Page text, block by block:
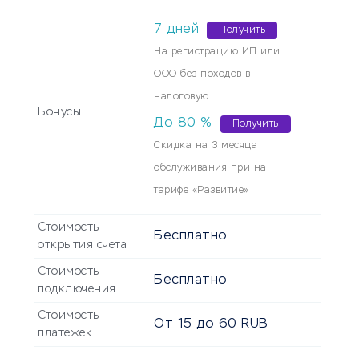
Бонусы
7 дней Получить
На регистрацию ИП или
ООО без походов в
налоговую
До 80 % Получить
Скидка на 3 месяца
обслуживания при на
тарифе «Развитие»
Стоимость
открытия счета
Бесплатно
Стоимость
подключения
Бесплатно
Стоимость
платежек
От 15 до 60 RUB